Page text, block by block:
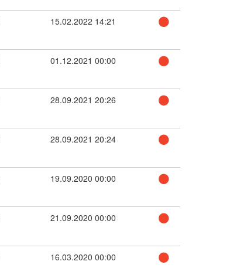
15.02.2022 14:21
01.12.2021 00:00
28.09.2021 20:26
28.09.2021 20:24
19.09.2020 00:00
21.09.2020 00:00
16.03.2020 00:00